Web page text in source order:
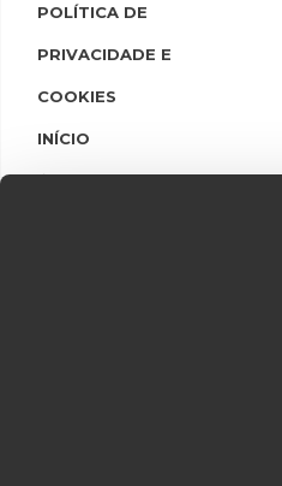
POLÍTICA DE
PRIVACIDADE E
COOKIES
INÍCIO
LINGUAS